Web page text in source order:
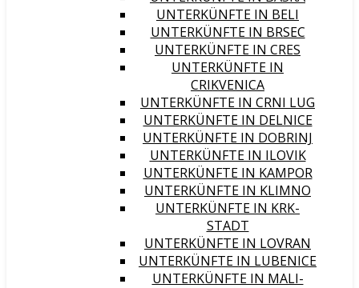
UNTERKÜNFTE IN BELI
UNTERKÜNFTE IN BRSEC
UNTERKÜNFTE IN CRES
UNTERKÜNFTE IN
CRIKVENICA
UNTERKÜNFTE IN CRNI LUG
UNTERKÜNFTE IN DELNICE
UNTERKÜNFTE IN DOBRINJ
UNTERKÜNFTE IN ILOVIK
UNTERKÜNFTE IN KAMPOR
UNTERKÜNFTE IN KLIMNO
UNTERKÜNFTE IN KRK-
STADT
UNTERKÜNFTE IN LOVRAN
UNTERKÜNFTE IN LUBENICE
UNTERKÜNFTE IN MALI-